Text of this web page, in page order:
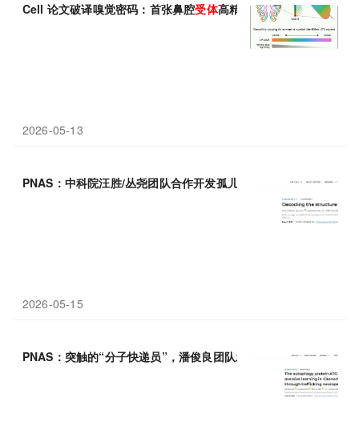
Cell 论文破译嗅觉密码：首张鼻腔受体高精度地图诞生，或可修复
2026-05-13
PNAS：中科院汪胜/丛尧团队合作开发孤儿 结构解析新策略
2026-05-15
PNAS：突触的“分子快递员”，潘俊良团队发现神经肽受体帮助线